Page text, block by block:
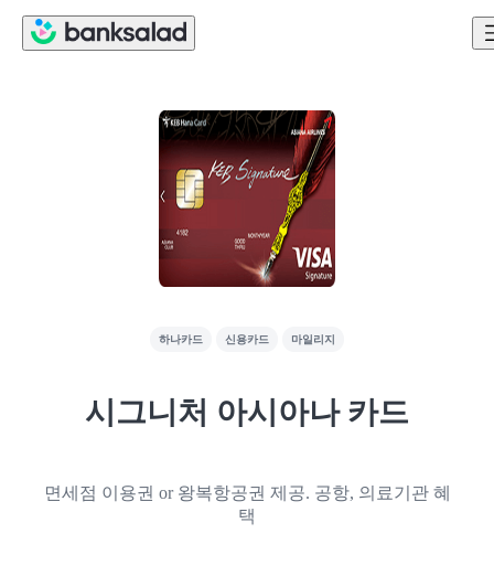
하나카드 신용카드 마일리지
시그니처 아시아나 카드
면세점 이용권 or 왕복항공권 제공. 공항, 의료기관 혜
택